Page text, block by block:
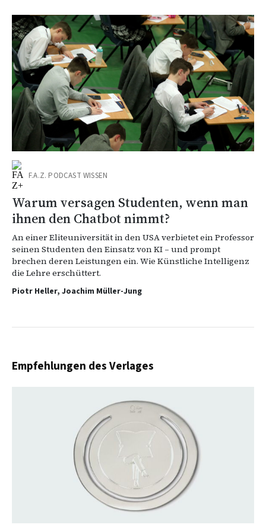
F.A.Z. PODCAST WISSEN
Warum versagen Studenten, wenn man
ihnen den Chatbot nimmt?
An einer Eliteuniversität in den USA verbietet ein Professor
seinen Studenten den Einsatz von KI – und prompt
brechen deren Leistungen ein. Wie Künstliche Intelligenz
die Lehre erschüttert.
Piotr Heller, Joachim Müller-Jung
Empfehlungen des Verlages